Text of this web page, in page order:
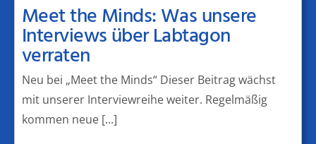
Meet the Minds: Was unsere
Interviews über Labtagon
verraten
Neu bei „Meet the Minds“ Dieser Beitrag wächst
mit unserer Interviewreihe weiter. Regelmäßig
kommen neue [...]